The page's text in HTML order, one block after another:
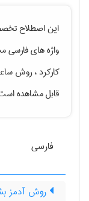
این اصطلاح
واژه های
کارکرد ، روش
قابل مشاهده
فارسی
روش آدمز